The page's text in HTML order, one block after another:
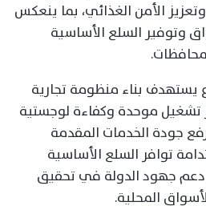
الأمن الغذائي، بما ينعكس
وتوفير السلع الأساسية
بناء منظومة تجارية
تشغيل موحدة وكفاءة لوجستية
جودة الخدمات المقدمة
توافر السلع الأساسية
دعم جهود الدولة في تحقيق
المحلية.